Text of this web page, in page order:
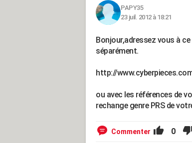
PAPY35
23 juil. 2012 à 18:21
Bonjour,adressez vous à
séparément.
http://
ou avec les références de
rechange genre PRS de
Commenter 0